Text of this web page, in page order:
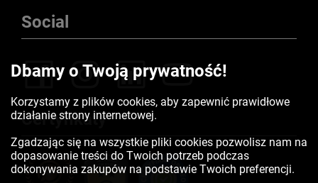
Social
Certyfikaty
Dbamy o Twoją prywatność!
Korzystamy z plików cookies, aby zapewnić prawidłowe
działanie strony internetowej.
Zgadzając się na wszystkie pliki cookies pozwolisz nam na
dopasowanie treści do Twoich potrzeb podczas
dokonywania zakupów na podstawie Twoich preferencji.